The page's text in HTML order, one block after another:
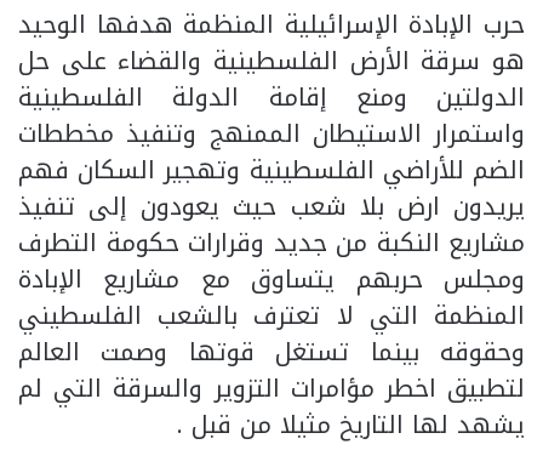
حرب الإبادة الإسرائيلية المنظمة هدفها الوحيد
هو سرقة الأرض الفلسطينية والقضاء على حل
الدولتين ومنع إقامة الدولة الفلسطينية
واستمرار الاستيطان الممنهج وتنفيذ مخططات
الضم للأراضي الفلسطينية وتهجير السكان فهم
يريدون ارض بلا شعب حيث يعودون إلى تنفيذ
مشاريع النكبة من جديد وقرارات حكومة التطرف
ومجلس حربهم يتساوق مع مشاريع الإبادة
المنظمة التي لا تعترف بالشعب الفلسطيني
وحقوقه بينما تستغل قوتها وصمت العالم
لتطبيق اخطر مؤامرات التزوير والسرقة التي لم
يشهد لها التاريخ مثيلا من قبل .